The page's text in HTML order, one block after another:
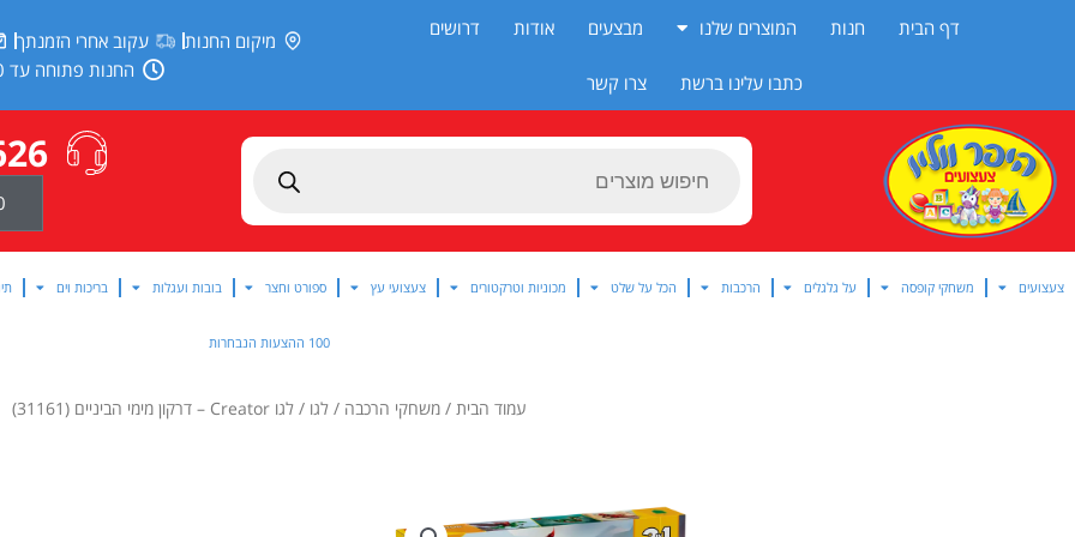
דף הבית חנות המוצרים שלנו מבצעים אודות דרושים
כתבו עלינו ברשת צרו קשר
מיקום החנות עקוב אחרי הזמנתך
החנות פתוחה עד 20:00
Products
צעצועים משחקי קופסה על גלגלים הרכבות הכל על שלט מכוניות וטרקטורים צעצועי עץ ספורט וחצר בובות ועגלות בריכות וים
100 ההצעות הנבחרות
עמוד הבית /משחקי הרכבה /לגו / לגו Creator – דרקון מימי הביניים (31161)